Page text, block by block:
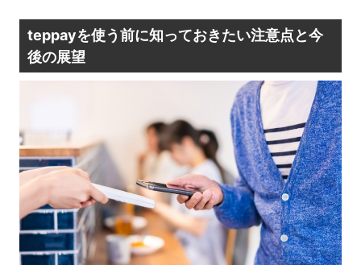
teppayを使う前に知っておきたい注意点と今
後の展望